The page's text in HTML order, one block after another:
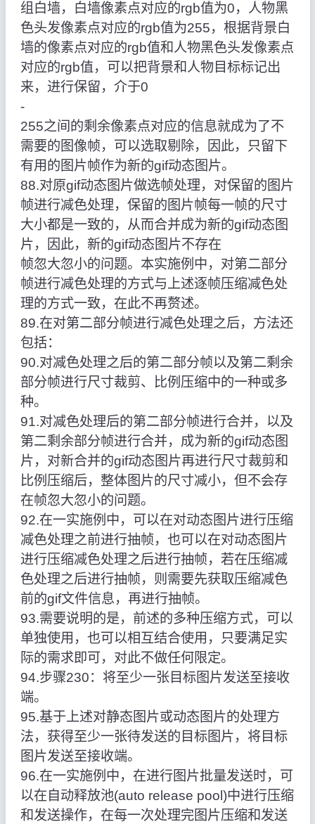
组白墙，白墙像素点对应的rgb值为0，人物黑
色头发像素点对应的rgb值为255，根据背景白
墙的像素点对应的rgb值和人物黑色头发像素点
对应的rgb值，可以把背景和人物目标标记出
来，进行保留，介于0
‑
255之间的剩余像素点对应的信息就成为了不
需要的图像帧，可以选取剔除，因此，只留下
有用的图片帧作为新的gif动态图片。
88.对原gif动态图片做选帧处理，对保留的图片
帧进行减色处理，保留的图片帧每一帧的尺寸
大小都是一致的，从而合并成为新的gif动态图
片，因此，新的gif动态图片不存在
帧忽大忽小的问题。本实施例中，对第二部分
帧进行减色处理的方式与上述逐帧压缩减色处
理的方式一致，在此不再赘述。
89.在对第二部分帧进行减色处理之后，方法还
包括：
90.对减色处理之后的第二部分帧以及第二剩余
部分帧进行尺寸裁剪、比例压缩中的一种或多
种。
91.对减色处理后的第二部分帧进行合并，以及
第二剩余部分帧进行合并，成为新的gif动态图
片，对新合并的gif动态图片再进行尺寸裁剪和
比例压缩后，整体图片的尺寸减小，但不会存
在帧忽大忽小的问题。
92.在一实施例中，可以在对动态图片进行压缩
减色处理之前进行抽帧，也可以在对动态图片
进行压缩减色处理之后进行抽帧，若在压缩减
色处理之后进行抽帧，则需要先获取压缩减色
前的gif文件信息，再进行抽帧。
93.需要说明的是，前述的多种压缩方式，可以
单独使用，也可以相互结合使用，只要满足实
际的需求即可，对此不做任何限定。
94.步骤230：将至少一张目标图片发送至接收
端。
95.基于上述对静态图片或动态图片的处理方
法，获得至少一张待发送的目标图片，将目标
图片发送至接收端。
96.在一实施例中，在进行图片批量发送时，可
以在自动释放池(auto release pool)中进行压缩
和发送操作，在每一次处理完图片压缩和发送